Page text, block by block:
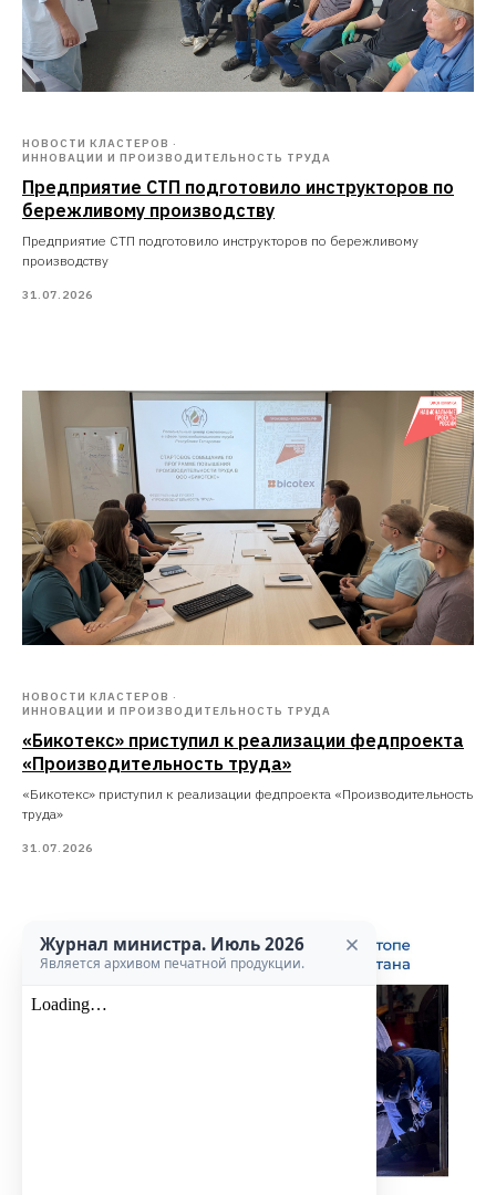
НОВОСТИ КЛАСТЕРОВ
ИННОВАЦИИ И ПРОИЗВОДИТЕЛЬНОСТЬ ТРУДА
Предприятие СТП подготовило инструкторов по
бережливому производству
Предприятие СТП подготовило инструкторов по бережливому
производству
31.07.2026
НОВОСТИ КЛАСТЕРОВ
ИННОВАЦИИ И ПРОИЗВОДИТЕЛЬНОСТЬ ТРУДА
«Бикотекс» приступил к реализации федпроекта
«Производительность труда»
«Бикотекс» приступил к реализации федпроекта «Производительность
труда»
31.07.2026
Журнал министра. Июль 2026
Является архивом печатной продукции.